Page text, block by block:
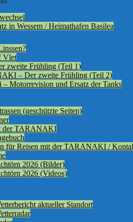
in Wessem / Heimathafen Basilea
Vlet
zweite Frühling (Teil 1)
– Der zweite Frühling (Teil 2)
– Motorrevision und Ersatz der Tanks
(geschützte Seiten)
der TARANAKI
für Reisen mit der TARANAKI /
2026 (Bilder)
2026 (Videos)
aktueller Standort